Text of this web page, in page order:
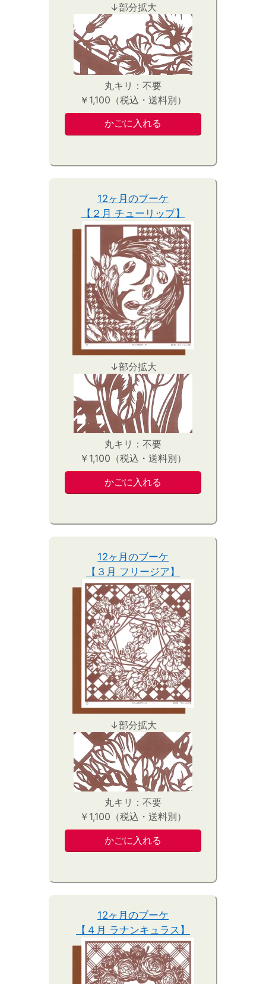
↓部分拡大
丸キリ：不要
￥1,100（税込・送料別）
12ヶ月のブーケ
【２月 チューリップ】
↓部分拡大
丸キリ：不要
￥1,100（税込・送料別）
12ヶ月のブーケ
【３月 フリージア】
↓部分拡大
丸キリ：不要
￥1,100（税込・送料別）
12ヶ月のブーケ
【４月 ラナンキュラス】